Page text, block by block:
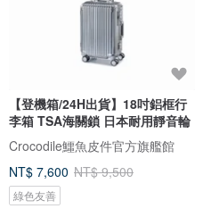
【登機箱/24H出貨】18吋鋁框行
李箱 TSA海關鎖 日本耐用靜音輪
Crocodile鱷魚皮件官方旗艦館
NT$ 7,600 NT$ 9,500
綠色友善